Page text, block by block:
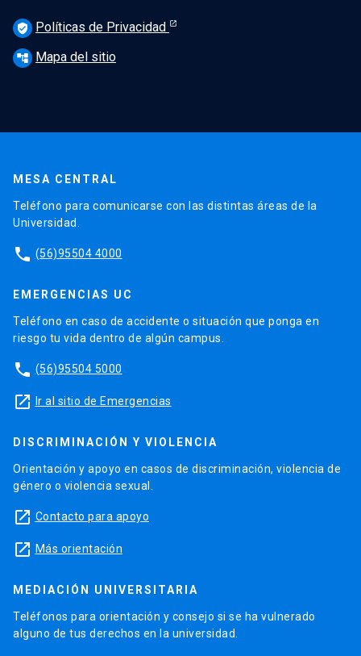
verified_user Políticas de Privacidad
account_tree Mapa del sitio
MESA CENTRAL
Teléfono para comunicarse con las distintas áreas de la
Universidad.
phone (56)95504 4000
EMERGENCIAS UC
Teléfono en caso de accidente o situación que ponga en
riesgo tu vida dentro de algún campus.
phone (56)95504 5000
launch Ir al sitio de Emergencias
DISCRIMINACIÓN Y VIOLENCIA
Orientación y apoyo en casos de discriminación, violencia de
género o violencia sexual.
launch Contacto para apoyo
launch Más orientación
MEDIACIÓN UNIVERSITARIA
Teléfonos para orientación y consejo si se ha vulnerado
alguno de tus derechos en la universidad.